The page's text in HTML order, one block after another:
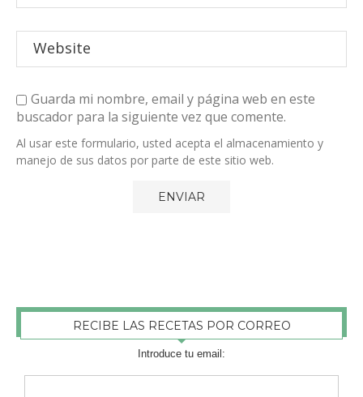
Guarda mi nombre, email y página web en este
buscador para la siguiente vez que comente.
Al usar este formulario, usted acepta el almacenamiento y
manejo de sus datos por parte de este sitio web.
RECIBE LAS RECETAS POR CORREO
Introduce tu email: